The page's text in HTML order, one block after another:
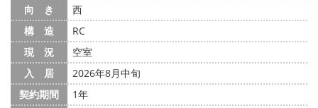
向 き
西
構 造
RC
現 況
空室
入 居
2026年8月中旬
契約期間
1年